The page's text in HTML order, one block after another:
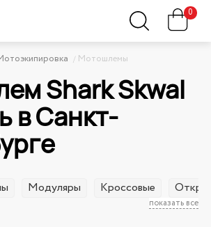
0
Мотошлемы
Shark Skwal
в Санкт-
показать все
Модуляры Кроссовые